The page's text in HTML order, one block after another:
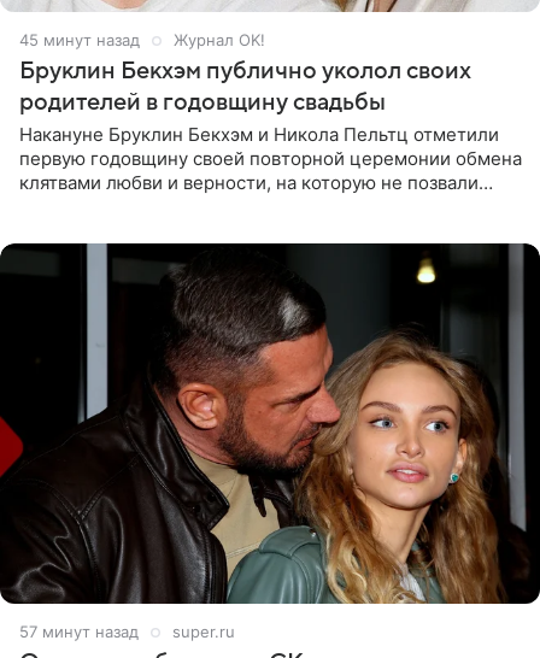
45 минут назад Журнал OK!
Бруклин Бекхэм публично уколол своих
родителей в годовщину свадьбы
Накануне Бруклин Бекхэм и Никола Пельтц отметили
первую годовщину своей повторной церемонии обмена
клятвами любви и верности, на которую не позвали
57 минут назад super.ru